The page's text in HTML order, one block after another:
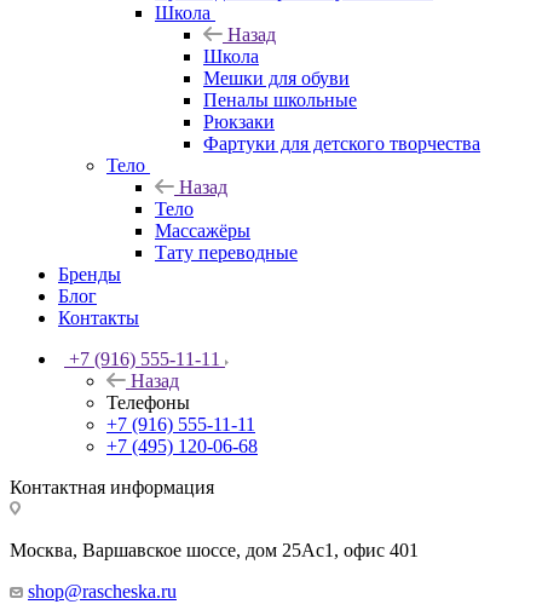
Школа
Назад
Школа
Мешки для обуви
Пеналы школьные
Рюкзаки
Фартуки для детского творчества
Тело
Назад
Тело
Массажёры
Тату переводные
Бренды
Блог
Контакты
+7 (916) 555-11-11
Назад
Телефоны
+7 (916) 555-11-11
+7 (495) 120-06-68
Контактная информация
Москва, Варшавское шоссе, дом 25Аc1, офис 401
shop@rascheska.ru